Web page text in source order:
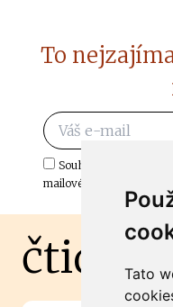
Tato
To
Souhlasím s odběrem
mailové schránky.